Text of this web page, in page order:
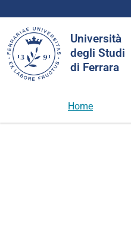
Università
degli Studi
di Ferrara
nel
sito
Home